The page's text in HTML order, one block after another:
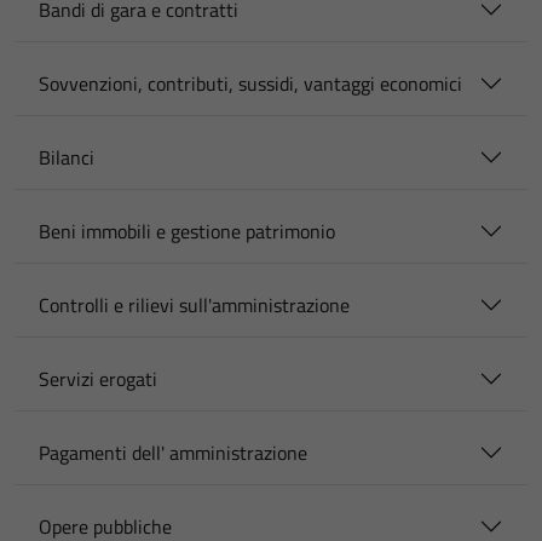
Bandi di gara e contratti
Sovvenzioni, contributi, sussidi, vantaggi economici
Bilanci
Beni immobili e gestione patrimonio
Controlli e rilievi sull'amministrazione
Servizi erogati
Pagamenti dell' amministrazione
Opere pubbliche